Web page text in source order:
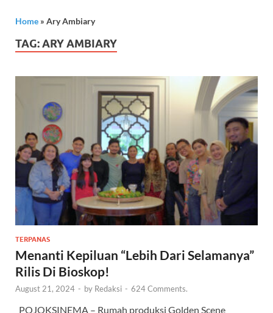
Home » Ary Ambiary
TAG:ARY AMBIARY
TERPANAS
Menanti Kepiluan “Lebih Dari Selamanya”
Rilis Di Bioskop!
August 21, 2024 - by Redaksi - 624 Comments.
POJOKSINEMA – Rumah produksi Golden Scene